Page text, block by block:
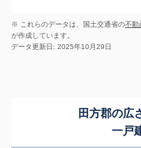
※ これらのデータは、国土交通省の不動
が作成しています。
データ更新日: 2025年10月29日
田方郡の広
一戸